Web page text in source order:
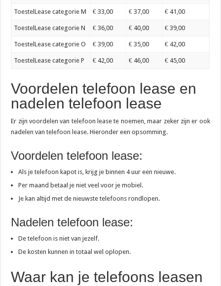
ToestelLease categorie M € 33,00 € 37,00 € 41,00
ToestelLease categorie N € 36,00 € 40,00 € 39,00
ToestelLease categorie O € 39,00 € 35,00 € 42,00
ToestelLease categorie P € 42,00 € 46,00 € 45,00
Voordelen telefoon lease en
nadelen telefoon lease
Er zijn voordelen van telefoon lease te noemen, maar zeker zijn er ook
nadelen van telefoon lease. Hieronder een opsomming.
Voordelen telefoon lease:
Als je telefoon kapot is, krijg je binnen 4 uur een nieuwe.
Per maand betaal je niet veel voor je mobiel.
Je kan altijd met de nieuwste telefoons rondlopen.
Nadelen telefoon lease:
De telefoon is niet van jezelf.
De kosten kunnen in totaal wel oplopen.
Waar kan je telefoons leasen